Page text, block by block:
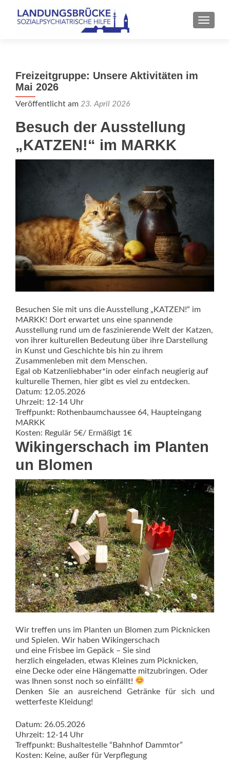
Freizeitgruppe: Unsere Aktivitäten im
Mai 2026
Veröffentlicht am 23. April 2026
Besuch der Ausstellung
„KATZEN!“ im MARKK
Besuchen Sie mit uns die Ausstellung „KATZEN!“ im
MARKK! Dort erwartet uns eine spannende
Ausstellung rund um de faszinierende Welt der Katzen,
von ihrer kulturellen Bedeutung über ihre Darstellung
in Kunst und Geschichte bis hin zu ihrem
Zusammenleben mit dem Menschen.
Egal ob Katzenliebhaber*in oder einfach neugierig auf
kulturelle Themen, hier gibt es viel zu entdecken.
Datum: 12.05.2026
Uhrzeit: 12-14 Uhr
Treffpunkt: Rothenbaumchaussee 64, Haupteingang
MARKK
Kosten: Regulär 5€/ Ermäßigt 1€
Wikingerschach im Planten
un Blomen
Wir treffen uns im Planten un Blomen zum Picknicken
und Spielen. Wir haben Wikingerschach
und eine Frisbee im Gepäck – Sie sind
herzlich eingeladen, etwas Kleines zum Picknicken,
eine Decke oder eine Hängematte mitzubringen. Oder
was Ihnen sonst noch so einfällt!
Denken Sie an ausreichend Getränke für sich und
wetterfeste Kleidung!
Datum: 26.05.2026
Uhrzeit: 12-14 Uhr
Treffpunkt: Bushaltestelle “Bahnhof Dammtor”
Kosten: Keine, außer für Verpflegung